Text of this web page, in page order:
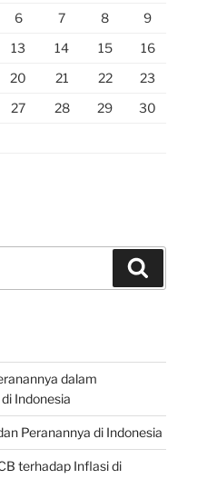
6 7 8
9
13 14 15
16
20 21 22
23
27 28 29
30
dalam
Indonesia
Peranannya di Indonesia
terhadap Inflasi di